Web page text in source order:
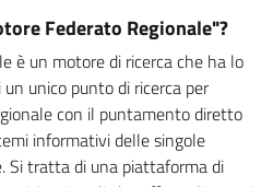
Federato Regionale"?
è un motore di ricerca che ha lo
unico punto di ricerca per
con il puntamento diretto
informativi delle singole
Si tratta di una piattaforma di